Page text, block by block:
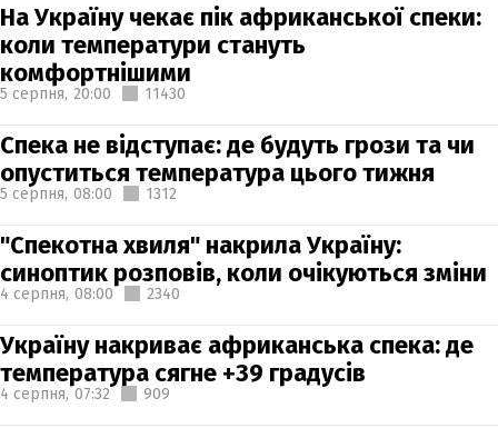
На Україну чекає пік африканської спеки:
коли температури стануть
комфортнішими
5 серпня, 20:00 11430
Спека не відступає: де будуть грози та чи
опуститься температура цього тижня
5 серпня, 08:00 1312
"Спекотна хвиля" накрила Україну:
синоптик розповів, коли очікуються зміни
4 серпня, 08:00 2340
Україну накриває африканська спека: де
температура сягне +39 градусів
4 серпня, 07:32 909